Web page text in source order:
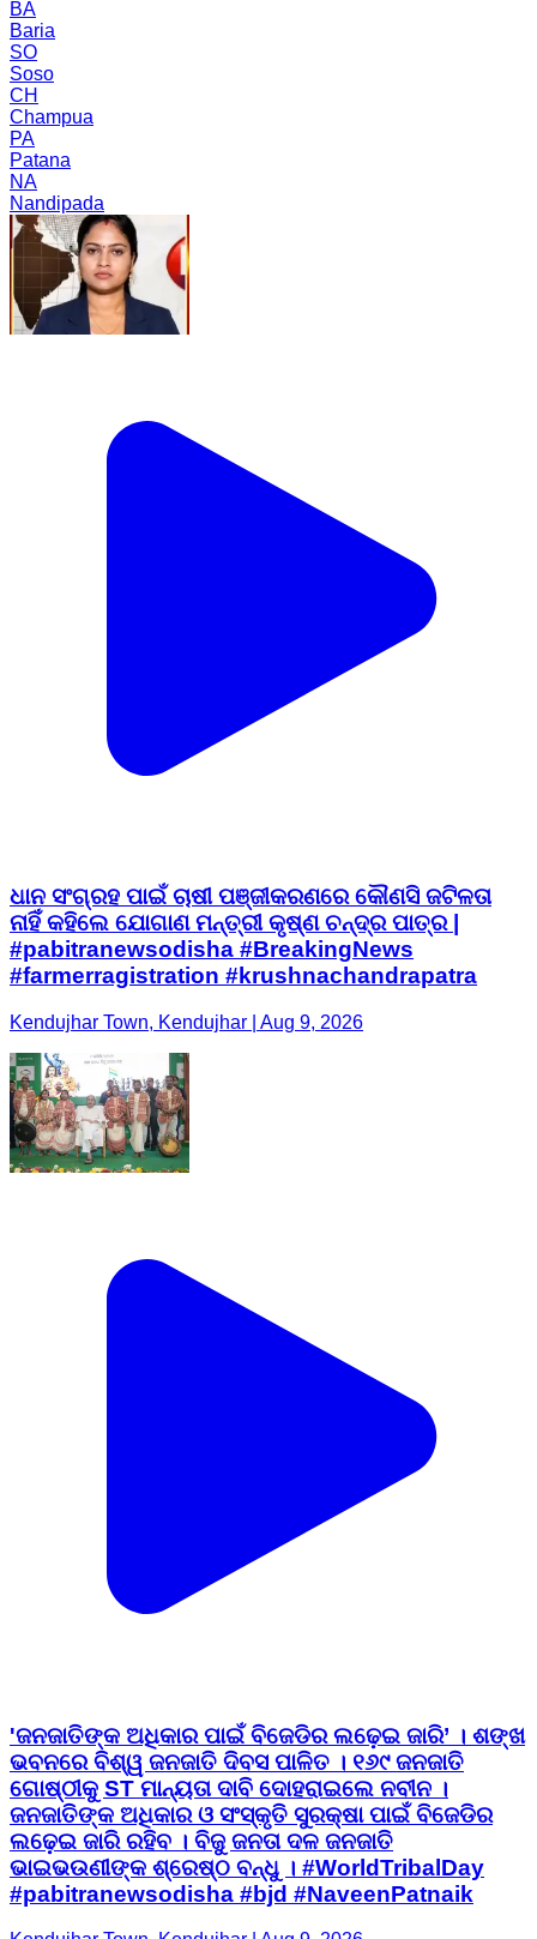
BA
Baria
SO
Soso
CH
Champua
PA
Patana
NA
Nandipada
ଧାନ ସଂଗ୍ରହ ପାଇଁ ଚାଷୀ ପଞ୍ଜୀକରଣରେ କୌଣସି ଜଟିଳତା
ନାହିଁ କହିଲେ ଯୋଗାଣ ମନ୍ତ୍ରୀ କୃଷ୍ଣ ଚନ୍ଦ୍ର ପାତ୍ର |
#pabitranewsodisha #BreakingNews
#farmerragistration #krushnachandrapatra
Kendujhar Town, Kendujhar | Aug 9, 2026
'ଜନଜାତିଙ୍କ ଅଧିକାର ପାଇଁ ବିଜେଡିର ଲଢ଼େଇ ଜାରି’ । ଶଙ୍ଖ
ଭବନରେ ବିଶ୍ୱ ଜନଜାତି ଦିବସ ପାଳିତ । ୧୬୯ ଜନଜାତି
ଗୋଷ୍ଠୀକୁ ST ମାନ୍ୟତା ଦାବି ଦୋହରାଇଲେ ନବୀନ ।
ଜନଜାତିଙ୍କ ଅଧିକାର ଓ ସଂସ୍କୃତି ସୁରକ୍ଷା ପାଇଁ ବିଜେଡିର
ଲଢ଼େଇ ଜାରି ରହିବ । ବିଜୁ ଜନତା ଦଳ ଜନଜାତି
ଭାଇଭଉଣୀଙ୍କ ଶ୍ରେଷ୍ଠ ବନ୍ଧୁ । #WorldTribalDay
#pabitranewsodisha #bjd #NaveenPatnaik